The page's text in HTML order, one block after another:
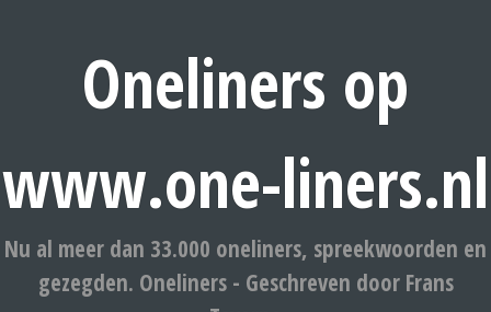
Oneliners op
www.one-liners.nl
Nu al meer dan 33.000 oneliners, spreekwoorden en
gezegden. Oneliners - Geschreven door Frans